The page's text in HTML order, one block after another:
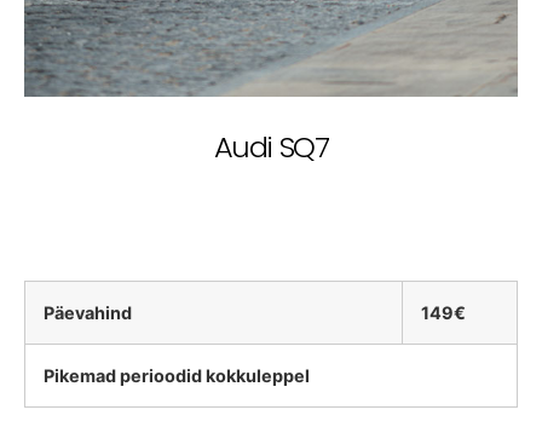
Audi SQ7
Päevahind 149€
Pikemad perioodid kokkuleppel